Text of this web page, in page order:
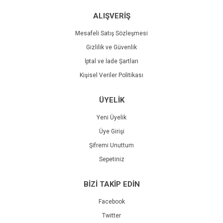
ALIŞVERİŞ
Mesafeli Satış Sözleşmesi
Gizlilik ve Güvenlik
İptal ve İade Şartları
Kişisel Veriler Politikası
ÜYELİK
Yeni Üyelik
Üye Girişi
Şifremi Unuttum
Sepetiniz
BİZİ TAKİP EDİN
Facebook
Twitter